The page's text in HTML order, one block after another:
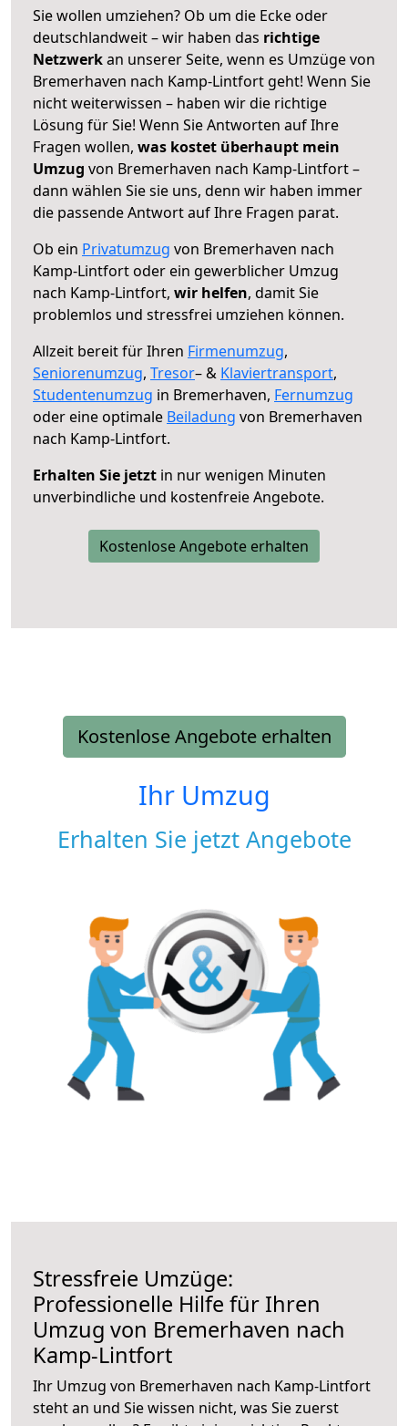
Sie wollen umziehen? Ob um die Ecke oder
deutschlandweit – wir haben das richtige
Netzwerkan unserer Seite, wenn es Umzüge von
Bremerhaven nach Kamp-Lintfort geht! Wenn Sie
nicht weiterwissen – haben wir die richtige
Lösung für Sie! Wenn Sie Antworten auf Ihre
Fragen wollen, was kostet überhaupt mein
Umzug von Bremerhaven nach Kamp-Lintfort –
dann wählen Sie sie uns, denn wir haben immer
die passende Antwort auf Ihre Fragen parat.
Ob ein Privatumzug von Bremerhaven nach
Kamp-Lintfort oder ein gewerblicher Umzug
nach Kamp-Lintfort, wir helfen, damit Sie
problemlos und stressfrei umziehen können.
Allzeit bereit für Ihren Firmenumzug,
Seniorenumzug, Tresor– & Klaviertransport,
Studentenumzug in Bremerhaven, Fernumzug
oder eine optimale Beiladung von Bremerhaven
nach Kamp-Lintfort.
Erhalten Sie jetzt in nur wenigen Minuten
unverbindliche und kostenfreie Angebote.
Kostenlose Angebote erhalten
Kostenlose Angebote erhalten
Ihr Umzug
Erhalten Sie jetzt Angebote
Stressfreie Umzüge:
Professionelle Hilfe für Ihren
Umzug von Bremerhaven nach
Kamp-Lintfort
Ihr Umzug von Bremerhaven nach Kamp-Lintfort
steht an und Sie wissen nicht, was Sie zuerst